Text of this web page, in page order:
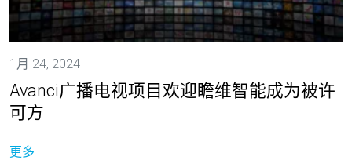
1月 24, 2024
Avanci广播电视项目欢迎瞻维智能成为被许
可方
更多